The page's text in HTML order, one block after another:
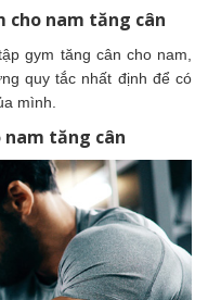
cho nam tăng cân
gym tăng cân cho nam,
quy tắc nhất định để có
mình.
tăng cân